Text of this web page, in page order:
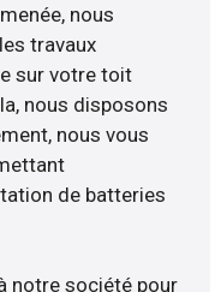
nous
travaux
sur votre toit
nous disposons
nous vous
de batteries
notre société pour